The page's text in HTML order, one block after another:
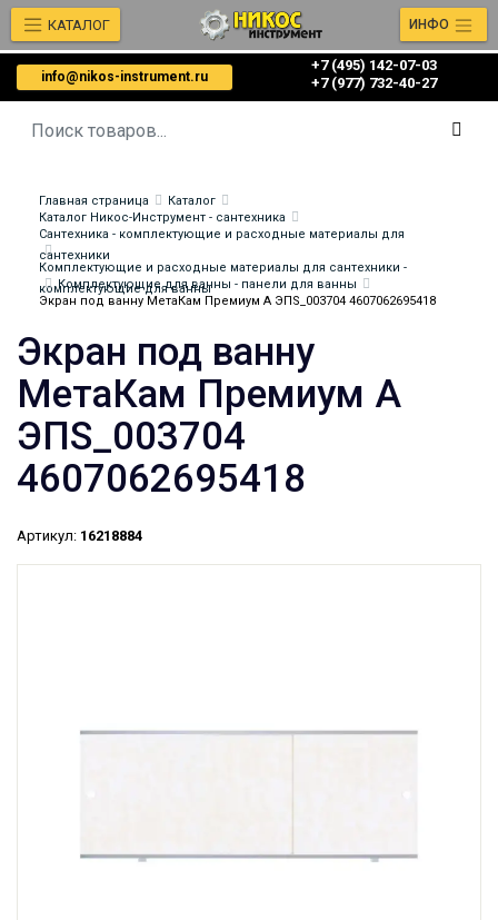
info@nikos-instrument.ru
+7 (495) 142-07-03
‎‎+7 (977) 732-40-27
КАТАЛОГ ИНФО
Главная страница
Каталог
Каталог Никос-Инструмент - сантехника
Сантехника - комплектующие и расходные материалы для
сантехники
Комплектующие и расходные материалы для сантехники -
комплектующие для ванны
Комплектующие для ванны - панели для ванны
Экран под ванну МетаКам Премиум А ЭПS_003704 4607062695418
Экран под ванну
МетаКам Премиум А
ЭПS_003704
4607062695418
Артикул: 16218884